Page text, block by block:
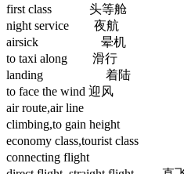
first class 头等舱
night service 夜航
airsick 晕机
to taxi along 滑行
landing 着陆
to face the wind 迎风
air route,air line
climbing,to gain height
economy class,tourist class
connecting flight